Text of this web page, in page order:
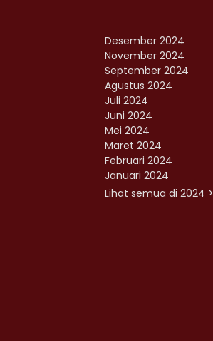
Desember 2024
November 2024
September 2024
Agustus 2024
Juli 2024
Juni 2024
Mei 2024
Maret 2024
Februari 2024
Januari 2024
Lihat semua di 2024 >